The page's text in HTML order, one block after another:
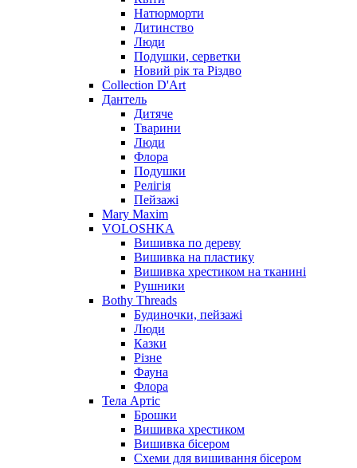
Натюрморти
Дитинство
Люди
Подушки, серветки
Новий рік та Різдво
Collection D'Art
Дантель
Дитяче
Тварини
Люди
Флора
Подушки
Релігія
Пейзажі
Mary Maxim
VOLOSHKA
Вишивка по дереву
Вишивка на пластику
Вишивка хрестиком на тканині
Рушники
Bothy Threads
Будиночки, пейзажі
Люди
Казки
Різне
Фауна
Флора
Тела Артіс
Брошки
Вишивка хрестиком
Вишивка бісером
Схеми для вишивання бісером